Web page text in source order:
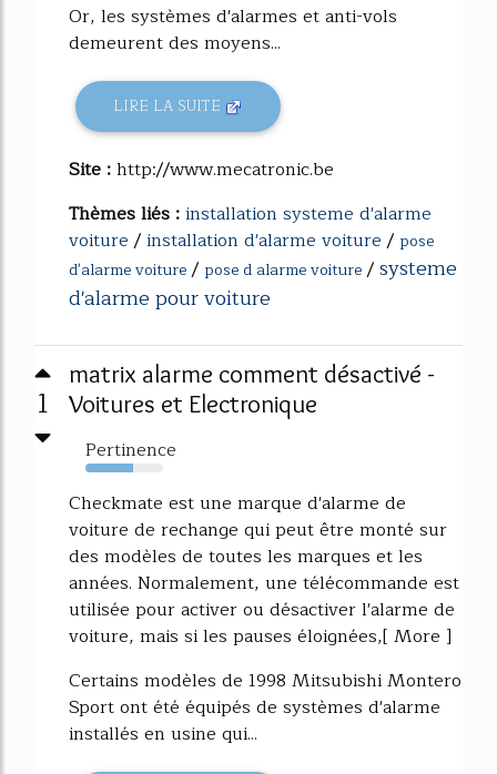
Or, les systèmes d'alarmes et anti-vols
demeurent des moyens...
LIRE LA SUITE
Site :http://www.mecatronic.be
Thèmes liés :installation systeme d'alarme
voiture/installation d'alarme voiture/ pose
d'alarme voiture/ pose d alarme voiture/systeme
d'alarme pour voiture
1
matrix alarme comment désactivé -
Voitures et Electronique
Pertinence
61%
Checkmate est une marque d'alarme de
voiture de rechange qui peut être monté sur
des modèles de toutes les marques et les
années. Normalement, une télécommande est
utilisée pour activer ou désactiver l'alarme de
voiture, mais si les pauses éloignées,[ More ]
Certains modèles de 1998 Mitsubishi Montero
Sport ont été équipés de systèmes d'alarme
installés en usine qui...